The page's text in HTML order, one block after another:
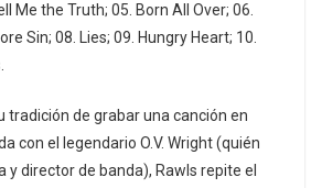
Me the Truth; 05. Born All Over; 06.
Sin; 08. Lies; 09. Hungry Heart; 10.
tradición de grabar una canción en
con el legendario O.V. Wright (quién
y director de banda), Rawls repite el